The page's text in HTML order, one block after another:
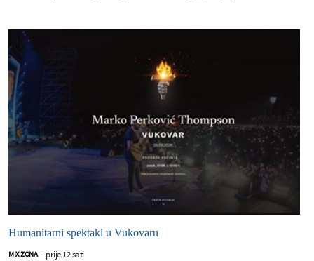
Humanitarni spektakl u Vukovaru
MIX ZONA - prije 12 sati